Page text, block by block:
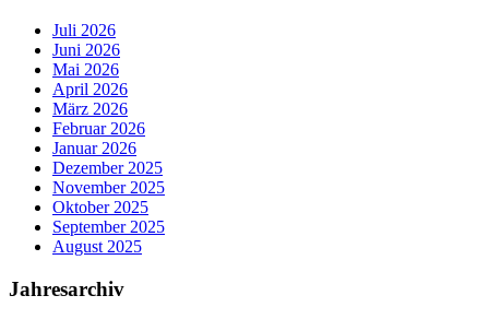
Juli 2026
Juni 2026
Mai 2026
April 2026
März 2026
Februar 2026
Januar 2026
Dezember 2025
November 2025
Oktober 2025
September 2025
August 2025
Jahresarchiv